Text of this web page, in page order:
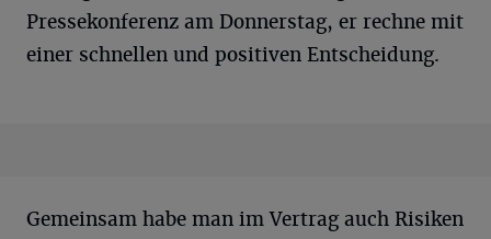
Pressekonferenz am Donnerstag, er rechne mit
einer schnellen und positiven Entscheidung.
Gemeinsam habe man im Vertrag auch Risiken